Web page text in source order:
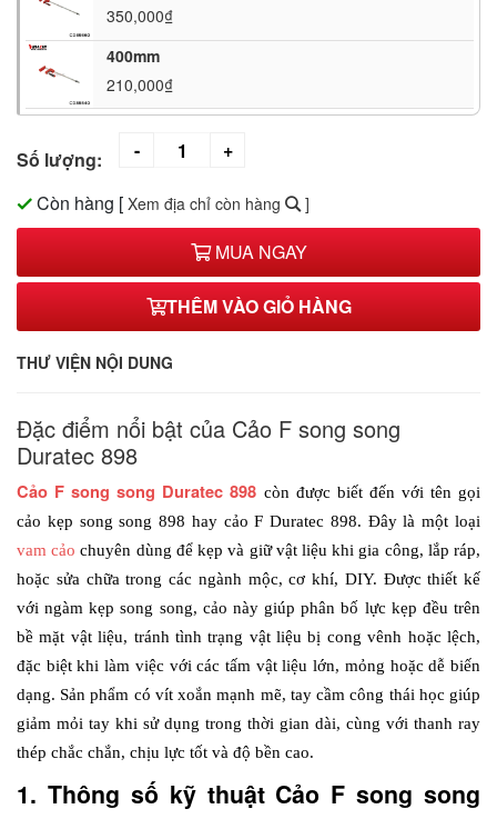
350,000₫
400mm
210,000₫
Số lượng:
Còn hàng [ Xem địa chỉ còn hàng ]
MUA NGAY
THÊM VÀO GIỎ HÀNG
THƯ VIỆN NỘI DUNG
Đặc điểm nổi bật của Cảo F song song
Duratec 898
Cảo F song song Duratec 898 còn được biết đến với tên gọi
vam cảo chuyên dùng để kẹp và giữ vật liệu khi gia công, lắp ráp,
hoặc sửa chữa trong các ngành mộc, cơ khí, DIY. Được thiết kế
với ngàm kẹp song song, cảo này giúp phân bố lực kẹp đều trên
bề mặt vật liệu, tránh tình trạng vật liệu bị cong vênh hoặc lệch,
đặc biệt khi làm việc với các tấm vật liệu lớn, mỏng hoặc dễ biến
dạng. Sản phẩm có vít xoắn mạnh mẽ, tay cầm công thái học giúp
giảm mỏi tay khi sử dụng trong thời gian dài, cùng với thanh ray
thép chắc chắn, chịu lực tốt và độ bền cao.
1. Thông số kỹ thuật Cảo F song song